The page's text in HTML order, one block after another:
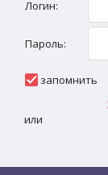
Логин:
Пароль:
запомнить
или